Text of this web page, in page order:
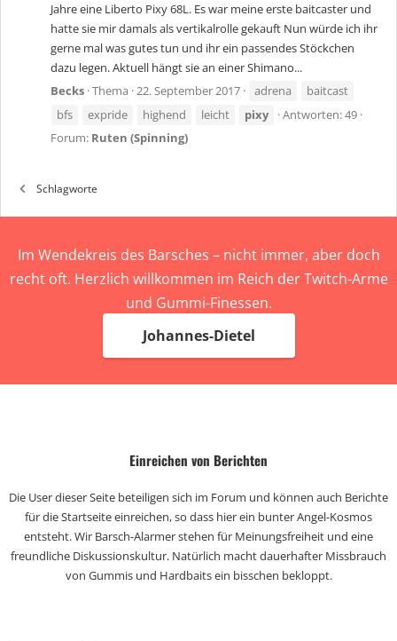
Jahre eine Liberto Pixy 68L. Es war meine erste baitcaster und
hatte sie mir damals als vertikalrolle gekauft Nun würde ich ihr
gerne mal was gutes tun und ihr ein passendes Stöckchen
dazu legen. Aktuell hängt sie an einer Shimano...
Becks Thema 22. September 2017 adrena
baitcast
bfs
expride highend leicht pixy
Antworten: 49
Forum: Ruten (Spinning)
Schlagworte
Im Wendekreis des Barsches – nicht immer, aber doch
recht oft. Herzlich willkommen im Reich der Twitch-Arme
und Gummi-Finessen.
Johannes-Dietel
Einreichen von Berichten
Die User dieser Seite beteiligen sich im Forum und können auch Berichte
für die Startseite einreichen, so dass hier ein bunter Angel-Kosmos
entsteht. Wir Barsch-Alarmer stehen für Meinungsfreiheit und eine
freundliche Diskussionskultur. Natürlich macht dauerhafter Missbrauch
von Gummis und Hardbaits ein bisschen bekloppt.